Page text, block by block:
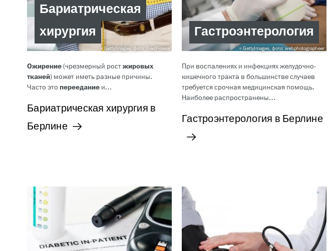
GettyImages, фото: FredFroese
Бариатрическая
хирургия
Ожирение(чрезмерный ростжировых
тканей) может иметь разные причины.
Часто это переедание и…
Бариатрическая хирургия в
Берлине
GettyImages, фото: webphotographeer
Гастроэнтерология
При воспалениях и инфекциях желудочно-
кишечного тракта в большинстве случаев
требуется срочная медицинская помощь.
Наиболее распространены…
Гастроэнтерология в Берлине